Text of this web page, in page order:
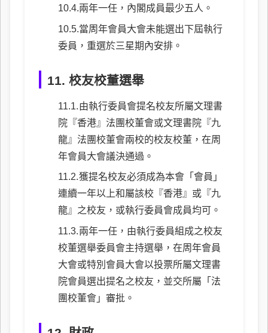
兩年一任，內閣成員最少五人。
當周年會員大會未能選出下屆執行
委員，重選於三星期內安排。
11. 校友校董選舉
由執行委員會提名校友所屬文理書
院『香港』法團校董會或文理書院『九
龍』法團校董會兩校的校友校董，在周
年會員大會議決通過。
獲提名校友必須成為本會「會員」
連續一年以上和屬該校『香港』或『九
龍』之校友，或執行委員會成員均可。
兩年一任，由執行委員組成之校友
校董選舉委員會主持選舉，在周年會員
大會或特別會員大會以投票所屬文理書
院會員選出提名之校友，並交所屬「法
團校董會」審批。